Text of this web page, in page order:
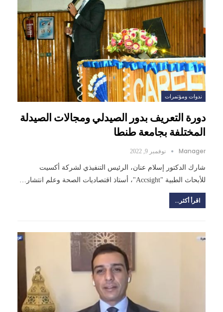
ندوات ومؤتمرات
دورة التعريف بدور الصيدلي ومجالات الصيدلة
المختلفة بجامعة طنطا
Manager نوفمبر 9, 2022
شارك الدكتور إسلام عنان، الرئيس التنفيذي لشركة أكسيت
للأبحاث الطبية "Accsight"، أستاذ اقتصاديات الصحة وعلم انتشار…
اقرأ أكثر...